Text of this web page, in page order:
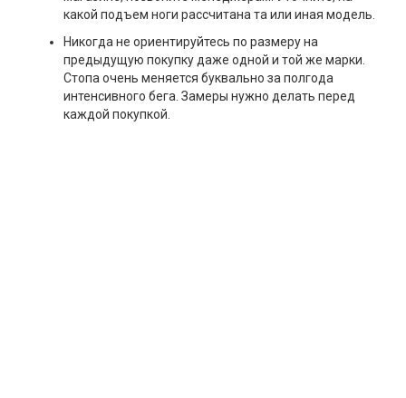
какой подъем ноги рассчитана та или иная модель.
Никогда не ориентируйтесь по размеру на
предыдущую покупку даже одной и той же марки.
Стопа очень меняется буквально за полгода
интенсивного бега. Замеры нужно делать перед
каждой покупкой.